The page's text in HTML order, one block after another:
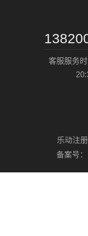
客服服务
乐动注
备案号：